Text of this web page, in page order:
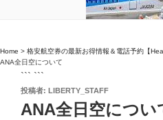
Home > 格安航空券の最新お得情報＆電話予約【
ANA全日空について
``` ```
投
稿
日:
投稿者: LIBERTY_STAFF
ANA全日空につい